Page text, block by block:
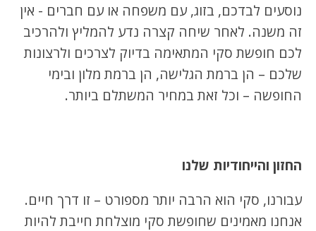
נוסעים לבדכם, בזוג, עם משפחה או עם חברים - אין
זה משנה. לאחר שיחה קצרה נדע להמליץ ולהרכיב
לכם חופשת סקי המתאימה בדיוק לצרכים ולרצונות
שלכם – הן ברמת הגלישה, הן ברמת מלון ובימי
החופשה – וכל זאת במחיר המשתלם ביותר.
החזון והייחודיות שלנו
עבורנו, סקי הוא הרבה יותר מספורט – זו דרך חיים.
אנחנו מאמינים שחופשת סקי מוצלחת חייבת להיות